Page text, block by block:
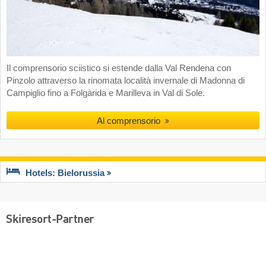
Il comprensorio sciistico si estende dalla Val Rendena con
Pinzolo attraverso la rinomata località invernale di Madonna di
Campiglio fino a Folgàrida e Marilleva in Val di Sole.
Al comprensorio
Hotels: Bielorussia
Skiresort-Partner